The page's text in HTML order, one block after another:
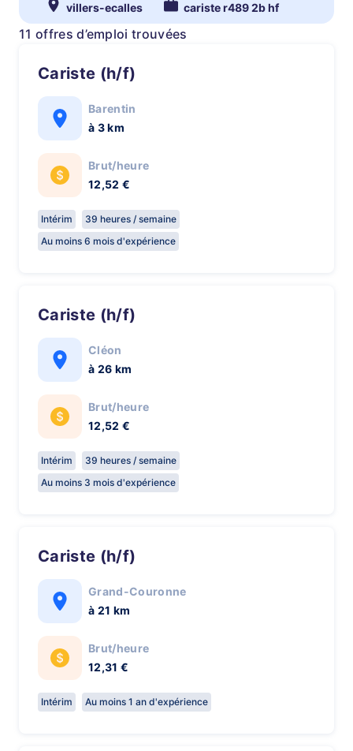
villers-ecalles cariste r489 2b hf
11 offres d’emploi trouvées
Cariste (h/f)
Barentin
à 3 km
Brut/heure
12,52 €
Intérim
39 heures / semaine
Au moins 6 mois d'expérience
Cariste (h/f)
Cléon
à 26 km
Brut/heure
12,52 €
Intérim
39 heures / semaine
Au moins 3 mois d'expérience
Cariste (h/f)
Grand-Couronne
à 21 km
Brut/heure
12,31 €
Intérim Au moins 1 an d'expérience